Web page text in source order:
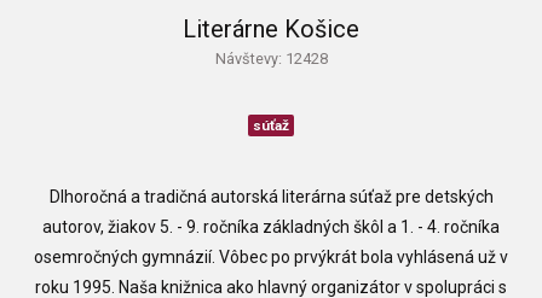
Literárne Košice
Návštevy: 12428
súťaž
Dlhoročná a tradičná autorská literárna súťaž pre detských
autorov, žiakov 5. - 9. ročníka základných škôl a 1. - 4. ročníka
osemročných gymnázií. Vôbec po prvýkrát bola vyhlásená už v
roku 1995. Naša knižnica ako hlavný organizátor v spolupráci s